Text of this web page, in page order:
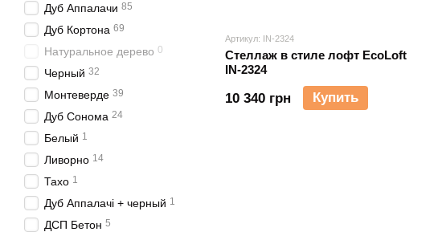
Артикул: IN-2324
Стеллаж в стиле лофт EcoLoft
IN-2324
10 340 грн Купить
Дуб Аппалачи 85
Дуб Кортона 69
Натуральное дерево 0
Черный 32
Монтеверде 39
Дуб Сонома 24
Белый 1
Ливорно 14
Тахо 1
Дуб Аппалачі + черный 1
ДСП Бетон 5